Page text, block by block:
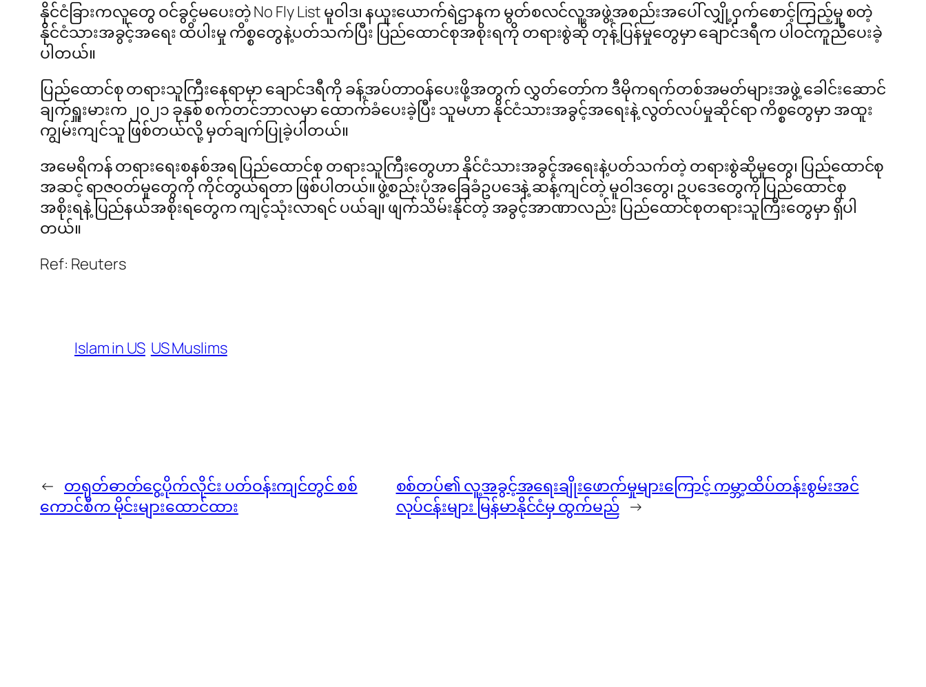
နိုင်ငံခြားကလူတွေ ဝင်ခွင့်မပေးတဲ့ No Fly List မူဝါဒ၊ နယူးယောက်ရဲဌာနက မွတ်စလင်လူ့အဖွဲ့အစည်းအပေါ် လျှို့ဝှက်စောင့်ကြည့်မှု စတဲ့
နိုင်ငံသားအခွင့်အရေး ထိပါးမှု ကိစ္စတွေနဲ့ပတ်သက်ပြီး ပြည်ထောင်စုအစိုးရကို တရားစွဲဆို တုန့်ပြန်မှုတွေမှာ ချောင်ဒရီက ပါဝင်ကူညီပေးခဲ့
ပါတယ်။
ပြည်ထောင်စု တရားသူကြီးနေရာမှာ ချောင်ဒရီကို ခန့်အပ်တာဝန်ပေးဖို့အတွက် လွှတ်တော်က ဒီမိုကရက်တစ်အမတ်များအဖွဲ့ ခေါင်းဆောင်
ချက်ရှူးမားက ၂၀၂၁ ခုနှစ် စက်တင်ဘာလမှာ ထောက်ခံပေးခဲ့ပြီး သူမဟာ နိုင်ငံသားအခွင့်အရေးနဲ့ လွတ်လပ်မှုဆိုင်ရာ ကိစ္စတွေမှာ အထူး
ကျွမ်းကျင်သူ ဖြစ်တယ်လို့ မှတ်ချက်ပြုခဲ့ပါတယ်။
အမေရိကန် တရားရေးစနစ်အရ ပြည်ထောင်စု တရားသူကြီးတွေဟာ နိုင်ငံသားအခွင့်အရေးနဲ့ပတ်သက်တဲ့ တရားစွဲဆိုမှုတွေ၊ ပြည်ထောင်စု
အဆင့် ရာဇဝတ်မှုတွေကို ကိုင်တွယ်ရတာ ဖြစ်ပါတယ်။ ဖွဲ့စည်းပုံအခြေခံဥပဒေနဲ့ ဆန့်ကျင်တဲ့ ​မူဝါဒတွေ၊ ဥပဒေတွေကို ပြည်ထောင်စု
အစိုးရနဲ့ ပြည်နယ်အစိုးရတွေက ကျင့်သုံးလာရင် ပယ်ချ၊ ဖျက်သိမ်းနိုင်တဲ့ အခွင့်အာဏာလည်း ပြည်ထောင်စုတရားသူကြီးတွေမှာ ရှိပါ
တယ်။
Ref: Reuters
Islam in US US Muslims
← တရုတ်ဓာတ်ငွေ့ပိုက်လိုင်း ပတ်ဝန်းကျင်တွင် စစ်
ကောင်စီက မိုင်းများထောင်ထား
စစ်တပ်၏ လူ့အခွင့်အရေးချိုးဖောက်မှုများကြောင့် ကမ္ဘာ့ထိပ်တန်းစွမ်းအင်
လုပ်ငန်းများ မြန်မာနိုင်ငံမှ ထွက်မည် →